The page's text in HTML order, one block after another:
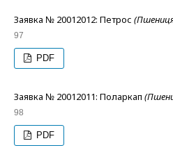
Заявка № 20012012: Петрос
97
PDF
Заявка № 20012011: Поларкап
98
PDF